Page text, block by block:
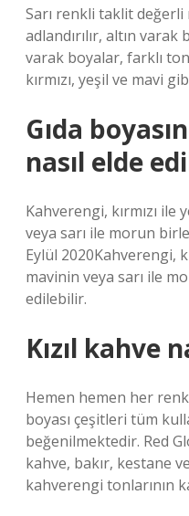
Sarı renkli taklit değerli
adlandırılır, altın varak
varak boyalar, farklı
kırmızı, yeşil ve mavi
Gıda
nasıl elde
Kahverengi, kırmızı
veya sarı ile morun
Eylül 2020Kahverengi,
mavinin veya sarı ile
edilebilir.
Kızıl kahve
Hemen hemen her
boyası çeşitleri tüm
beğenilmektedir. Red
kahve, bakır, kestane
kahverengi tonlarının